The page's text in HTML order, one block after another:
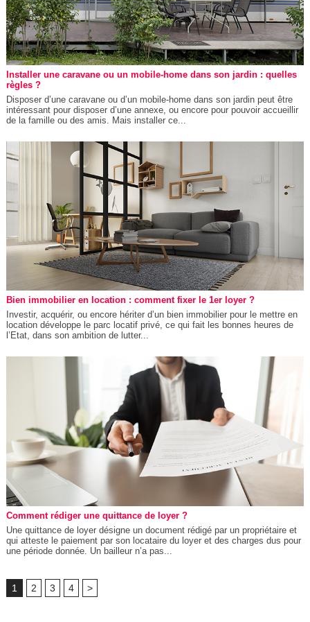
Installer une caravane ou un mobile-home dans son jardin : quelles
règles ?
Disposer d’une caravane ou d’un mobile-home dans son jardin peut être
intéressant pour disposer d’une annexe, ou encore pour pouvoir accueillir
de la famille ou des amis. Mais installer ce...
Bien immobilier en location : comment fixer le 1er loyer ?
Investir, acquérir, ou encore hériter d’un bien immobilier pour le mettre en
location développe le parc locatif privé, ce qui fait les bonnes heures de
l’Etat, dans son ambition de lutter...
Comment rédiger une quittance de loyer ?
Une quittance de loyer désigne un document rédigé par un propriétaire et
qui atteste le paiement par son locataire du loyer et des charges dus pour
une période donnée. Un bailleur n’a pas...
1 2 3 4 >